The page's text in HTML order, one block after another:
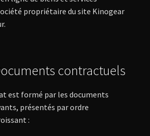
propriétaire du site Kinogear
contractuels
est formé par les documents
présentés par ordre
: